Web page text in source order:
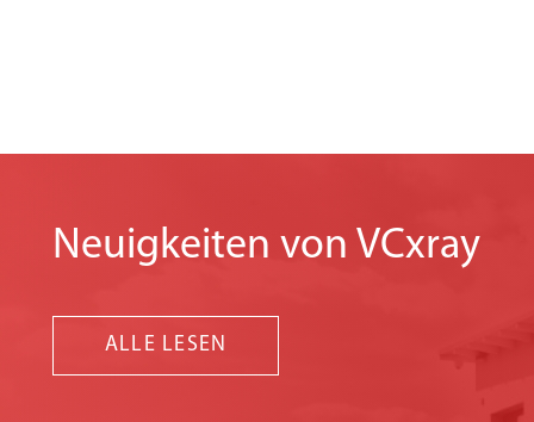
Neuigkeiten von VCxray
ALLE LESEN